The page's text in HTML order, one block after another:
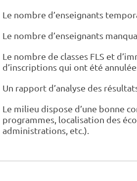
Le nombre d’enseignants
Le nombre d’enseignants
Le nombre de classes FLS et
d’inscriptions qui ont été
Un rapport d’analyse des
Le milieu dispose d’une bonne
programmes, localisation des
administrations, etc.).